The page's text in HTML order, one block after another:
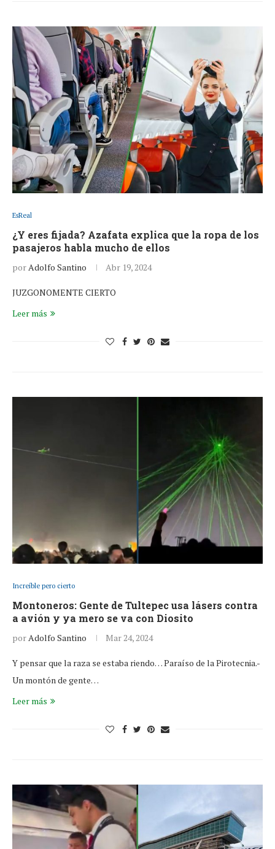
EsReal
¿Y eres fijada? Azafata explica que la ropa de los
pasajeros habla mucho de ellos
porAdolfo Santino Abr 19, 2024
JUZGONOMENTE CIERTO
Leer más
Increíble pero cierto
Montoneros: Gente de Tultepec usa lásers contra
a avión y ya mero se va con Diosito
porAdolfo Santino Mar 24, 2024
Y pensar que la raza se estaba riendo… Paraíso de la Pirotecnia.-
Un montón de gente…
Leer más